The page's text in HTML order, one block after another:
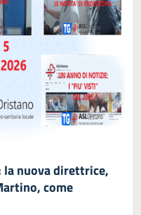
la nuova direttrice,
come